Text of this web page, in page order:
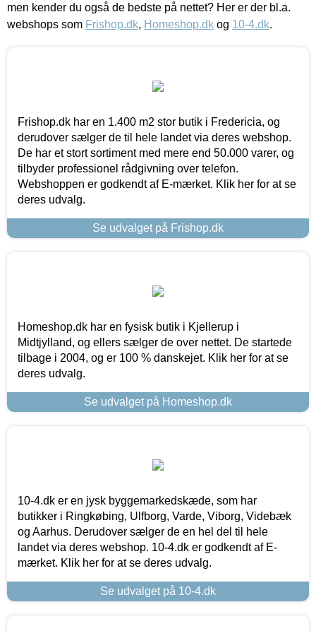
men kender du også de bedste på nettet? Her er der bl.a.
webshops som Frishop.dk, Homeshop.dk og 10-4.dk.
Frishop.dk har en 1.400 m2 stor butik i Fredericia, og
derudover sælger de til hele landet via deres webshop.
De har et stort sortiment med mere end 50.000 varer, og
tilbyder professionel rådgivning over telefon.
Webshoppen er godkendt af E-mærket. Klik her for at se
deres udvalg.
Se udvalget på Frishop.dk
Homeshop.dk har en fysisk butik i Kjellerup i
Midtjylland, og ellers sælger de over nettet. De startede
tilbage i 2004, og er 100 % danskejet. Klik her for at se
deres udvalg.
Se udvalget på Homeshop.dk
10-4.dk er en jysk byggemarkedskæde, som har
butikker i Ringkøbing, Ulfborg, Varde, Viborg, Videbæk
og Aarhus. Derudover sælger de en hel del til hele
landet via deres webshop. 10-4.dk er godkendt af E-
mærket. Klik her for at se deres udvalg.
Se udvalget på 10-4.dk